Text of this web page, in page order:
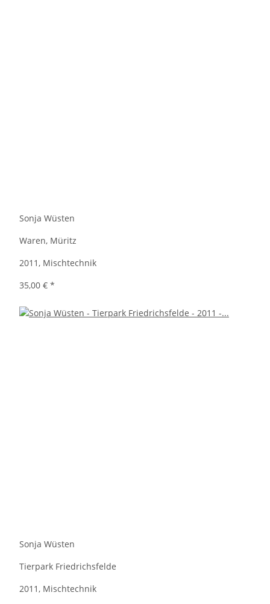
Sonja Wüsten
Waren, Müritz
2011, Mischtechnik
35,00 € *
Sonja Wüsten
Tierpark Friedrichsfelde
2011, Mischtechnik